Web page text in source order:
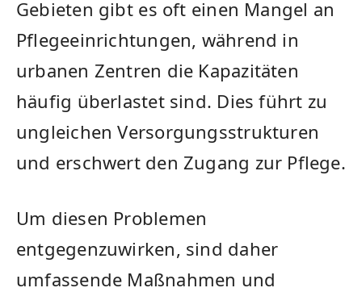
Gebieten gibt ⁤es oft einen Mangel an
Pflegeeinrichtungen, während in
urbanen Zentren die Kapazitäten
häufig überlastet sind. Dies führt zu
ungleichen Versorgungsstrukturen
und erschwert den Zugang zur Pflege.
Um​ diesen Problemen
entgegenzuwirken, sind daher
umfassende Maßnahmen und